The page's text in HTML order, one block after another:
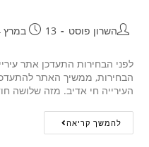
השרון פוסט 13 במרץ 2014
לפני הבחירות התעדכן אתר
הבחירות, ממשיך האתר
העירייה חי אדיב. מזה שלושה
להמשך קריאה